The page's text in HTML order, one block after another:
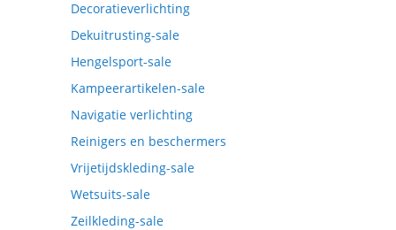
Decoratieverlichting
Dekuitrusting-sale
Hengelsport-sale
Kampeerartikelen-sale
Navigatie verlichting
Reinigers en beschermers
Vrijetijdskleding-sale
Wetsuits-sale
Zeilkleding-sale